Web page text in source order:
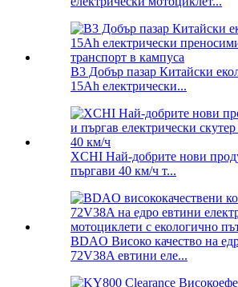
B3 Добър пазар Китайски
15Ah електрически...
XCHI Най-добрите нови
пъргави 40 км/ч т...
BDAO Високо качество на
72V38A евтини еле...